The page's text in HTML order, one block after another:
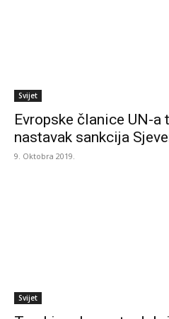
Svijet
Evropske članice UN-a
nastavak sankcija
9. Oktobra 2019.
Svijet